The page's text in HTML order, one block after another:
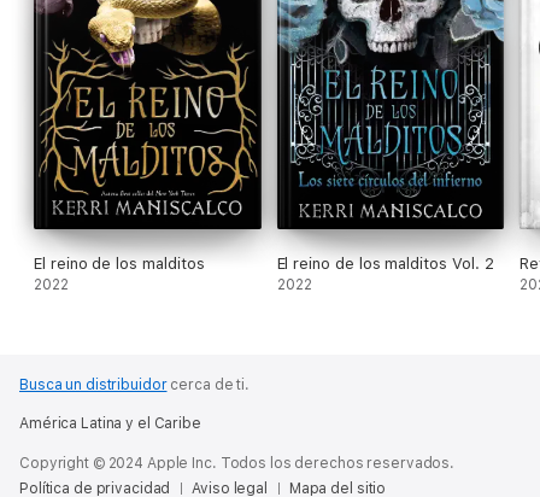
El reino de los malditos
2022
El reino de los malditos Vol. 2
2022
Busca un distribuidorcerca de ti.
América Latina y el Caribe
Copyright © 2024 Apple Inc. Todos los derechos reservados.
Política de privacidad
Aviso legal Mapa del sitio